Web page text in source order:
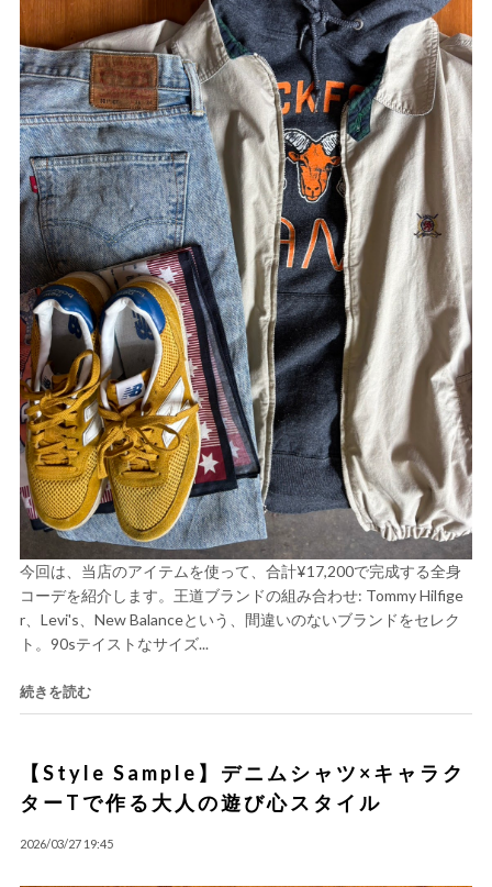
今回は、当店のアイテムを使って、合計¥17,200で完成する全身
コーデを紹介します。王道ブランドの組み合わせ: Tommy Hilfige
r、Levi's、New Balanceという、間違いのないブランドをセレク
ト。90sテイストなサイズ...
続きを読む
【Style Sample】デニムシャツ×キャラク
ターTで作る大人の遊び心スタイル
2026/03/27 19:45